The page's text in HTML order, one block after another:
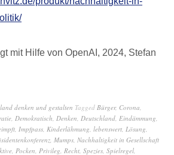
mit Hilfe von OpenAI, 2024, Stefan
denken und gestalten Tagged Bürger, Corona,
, Demokratisch, Denken, Deutschland, Eindämmung,
, Impfpass, Kinderlähmung, lebenswert, Lösung,
, Mumps, Nachhaltigkeit in Gesellschaft
, Pocken, Privileg, Recht, Spezies, Spielregel,